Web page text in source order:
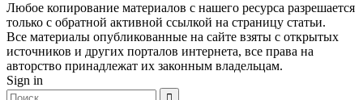
Любое копирование материалов с нашего ресурса разрешается
только с обратной активной ссылкой на страницу статьи.
Все материалы опубликованные на сайте взяты с открытых
источников и других порталов интернета, все права на
авторство принадлежат их законным владельцам.
Sign in